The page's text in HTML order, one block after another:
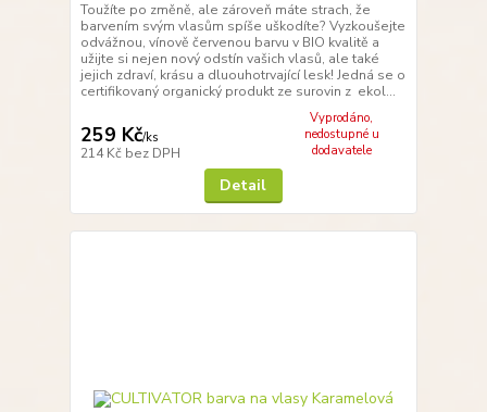
Toužíte po změně, ale zároveň máte strach, že
barvením svým vlasům spíše uškodíte? Vyzkoušejte
odvážnou, vínově červenou barvu v BIO kvalitě a
užijte si nejen nový odstín vašich vlasů, ale také
jejich zdraví, krásu a dluouhotrvající lesk! Jedná se o
certifikovaný organický produkt ze surovin z ekol...
259 Kč/ks
214 Kč bez DPH
Vyprodáno,
nedostupné u
dodavatele
Detail